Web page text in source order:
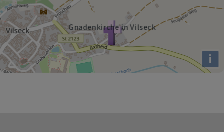
Gnadenkirche in Vilseck
i